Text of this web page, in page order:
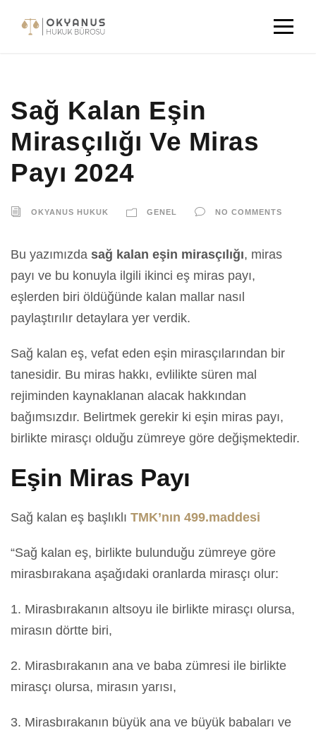
Sağ Kalan Eşin
Mirasçılığı Ve Miras
Payı 2024
OKYANUS HUKUK GENEL NO COMMENTS
Bu yazımızda sağ kalan eşin mirasçılığı, miras
payı ve bu konuyla ilgili ikinci eş miras payı,
eşlerden biri öldüğünde kalan mallar nasıl
paylaştırılır detaylara yer verdik.
Sağ kalan eş, vefat eden eşin mirasçılarından bir
tanesidir. Bu miras hakkı, evlilikte süren mal
rejiminden kaynaklanan alacak hakkından
bağımsızdır. Belirtmek gerekir ki eşin miras payı,
birlikte mirasçı olduğu zümreye göre değişmektedir.
Eşin Miras Payı
Sağ kalan eş başlıklı TMK’nın 499.maddesi
“Sağ kalan eş, birlikte bulunduğu zümreye göre
mirasbırakana aşağıdaki oranlarda mirasçı olur:
1. Mirasbırakanın altsoyu ile birlikte mirasçı olursa,
mirasın dörtte biri,
2. Mirasbırakanın ana ve baba zümresi ile birlikte
mirasçı olursa, mirasın yarısı,
3. Mirasbırakanın büyük ana ve büyük babaları ve